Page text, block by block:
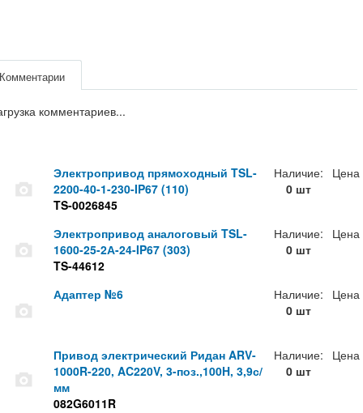
комментариев...
Электропривод прямоходный TSL-
2200-40-1-230-IP67 (110)
TS-0026845
Наличие:
0 шт
Цена
Электропривод аналоговый TSL-
1600-25-2А-24-IP67 (303)
TS-44612
Наличие:
0 шт
Цена
Адаптер №6
Наличие:
0 шт
Цена
Привод электрический Ридан ARV-
1000R-220, AC220V, 3-поз.,100H, 3,9с/
мм
082G6011R
Наличие:
0 шт
Цена